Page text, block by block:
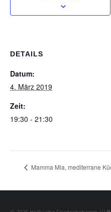
DETAILS
Datum:
4. März 2019
Zeit:
19:30 - 21:30
Mamma Mia, mediterrane